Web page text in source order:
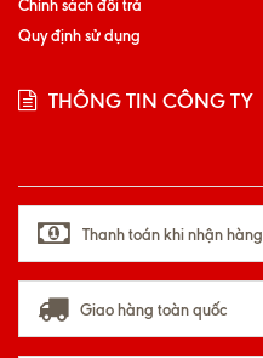
Chính sách đổi trả
Quy định sử dụng
THÔNG TIN CÔNG TY
Thanh toán khi nhận hàng
Giao hàng toàn quốc